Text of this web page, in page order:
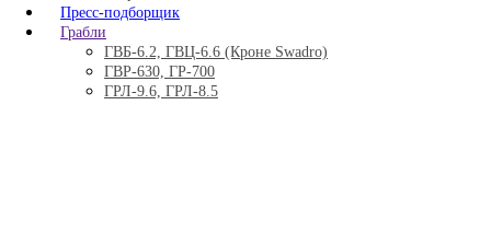
Пресс-подборщик
Грабли
ГВБ-6.2, ГВЦ-6.6 (Кроне Swadro)
ГВР-630, ГР-700
ГРЛ-9.6, ГРЛ-8.5